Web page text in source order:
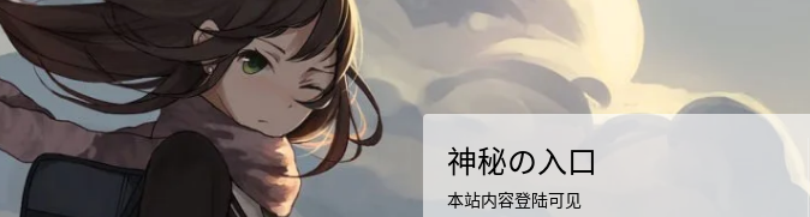
神秘の入口
本站内容登陆可见